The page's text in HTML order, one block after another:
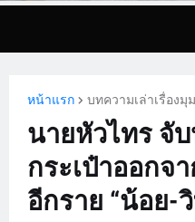
หน้าแรก บทความเล่าเรื่องมุ
นายหัวไทร จั
กระเป๋าออกจ
อีกราย “น้อย-